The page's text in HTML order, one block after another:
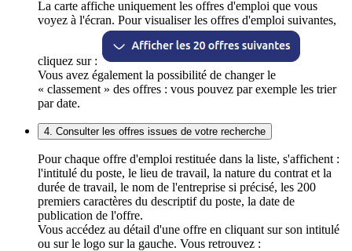
La carte affiche uniquement les offres d'emploi que vous
voyez à l'écran. Pour visualiser les offres d'emploi suivantes,
cliquez sur :
Vous avez également la possibilité de changer le
« classement » des offres : vous pouvez par exemple les trier
par date.
4. Consulter les offres issues de votre recherche
Pour chaque offre d'emploi restituée dans la liste, s'affichent :
l'intitulé du poste, le lieu de travail, la nature du contrat et la
durée de travail, le nom de l'entreprise si précisé, les 200
premiers caractères du descriptif du poste, la date de
publication de l'offre.
Vous accédez au détail d'une offre en cliquant sur son intitulé
ou sur le logo sur la gauche. Vous retrouvez :